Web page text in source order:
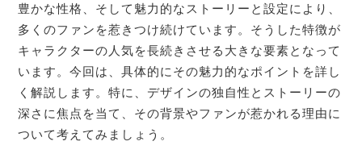
豊かな性格、そして魅力的なストーリーと設定により、
多くのファンを惹きつけ続けています。そうした特徴が
キャラクターの人気を長続きさせる大きな要素となって
います。今回は、具体的にその魅力的なポイントを詳し
く解説します。特に、デザインの独自性とストーリーの
深さに焦点を当て、その背景やファンが惹かれる理由に
ついて考えてみましょう。